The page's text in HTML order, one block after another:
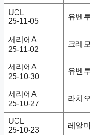
UCL
25-11-05
유벤
세리에A
25-11-02
크레
세리에A
25-10-30
유벤
세리에A
25-10-27
라치오
UCL
25-10-23
레알